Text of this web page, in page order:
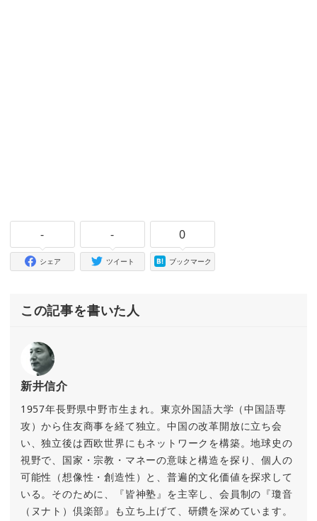
-
シェア
-
ツイート
0
ブックマーク
この記事を書いた人
新井信介
1957年長野県中野市生まれ。東京外国語大学（中国語専
攻）から住友商事を経て独立。中国の改革開放に立ち会
い、独立後は西欧世界にもネットワークを構築。地球史の
視野で、国家・宗教・マネーの意味と構造を探り、個人の
可能性（想像性・創造性）と、普遍的文化価値を探求して
いる。そのために、『皆神塾』を主宰し、会員制の『瓊音
（ヌナト）倶楽部』も立ち上げて、研鑽を深めています。